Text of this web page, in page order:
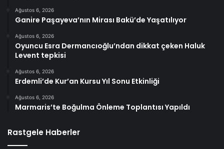
Ağustos 6, 2026
Ganire Paşayeva’nın Mirası Bakü’de Yaşatılıyor
Ağustos 6, 2026
Oyuncu Esra Dermancıoğlu’ndan dikkat çeken Haluk
Levent tepkisi
Ağustos 6, 2026
Erdemli’de Kur’an Kursu Yıl Sonu Etkinliği
Ağustos 6, 2026
Marmaris’te Boğulma Önleme Toplantısı Yapıldı
Rastgele Haberler